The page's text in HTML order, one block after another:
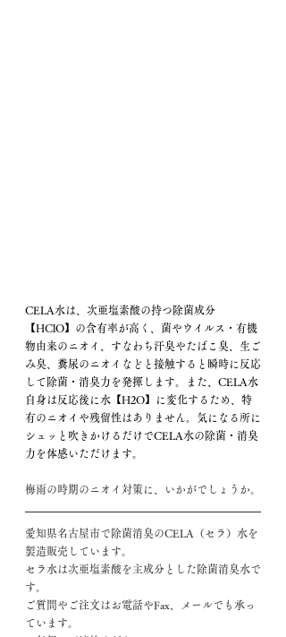
CELA水は、次亜塩素酸の持つ除菌成分
【HClO】の含有率が高く、菌やウイルス・有機
物由来のニオイ、すなわち汗臭やたばこ臭、生ご
み臭、糞尿のニオイなどと接触すると瞬時に反応
して除菌・消臭力を発揮します。​また、CELA水
自身は反応後に水【H2O】に変化するため、特
有のニオイや残留性はありません。気になる所に
シュッと吹きかけるだけで​CELA水の除菌・消臭
力を体感いただけます。
梅雨の時期のニオイ対策に、いかがでしょうか。
愛知県名古屋市で除菌消臭のCELA（セラ）水を
製造販売しています。
セラ水は次亜塩素酸を主成分とした除菌消臭水で
す。
ご質問やご注文はお電話やFax、メールでも承っ
ています。